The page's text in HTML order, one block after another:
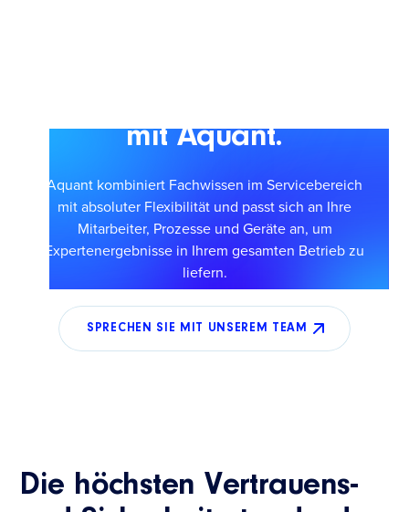
mit Aquant.
Aquant kombiniert Fachwissen im Servicebereich
mit absoluter Flexibilität und passt sich an Ihre
Mitarbeiter, Prozesse und Geräte an, um
Expertenergebnisse in Ihrem gesamten Betrieb zu
liefern.
SPRECHEN SIE MIT UNSEREM TEAM
Die höchsten Vertrauens-